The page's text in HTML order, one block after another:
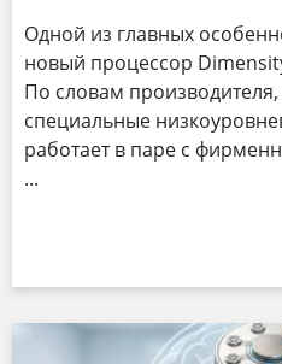
Одной из главных
новый процессор
По словам
специальные
работает в паре с